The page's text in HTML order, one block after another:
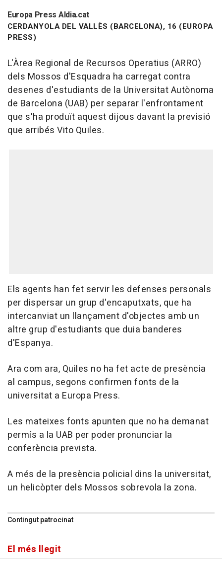
Europa Press Aldia.cat
CERDANYOLA DEL VALLÈS (BARCELONA), 16 (EUROPA
PRESS)
L'Àrea Regional de Recursos Operatius (ARRO)
dels Mossos d'Esquadra ha carregat contra
desenes d'estudiants de la Universitat Autònoma
de Barcelona (UAB) per separar l'enfrontament
que s'ha produït aquest dijous davant la previsió
que arribés Vito Quiles.
Els agents han fet servir les defenses personals
per dispersar un grup d'encaputxats, que ha
intercanviat un llançament d'objectes amb un
altre grup d'estudiants que duia banderes
d'Espanya.
Ara com ara, Quiles no ha fet acte de presència
al campus, segons confirmen fonts de la
universitat a Europa Press.
Les mateixes fonts apunten que no ha demanat
permís a la UAB per poder pronunciar la
conferència prevista.
A més de la presència policial dins la universitat,
un helicòpter dels Mossos sobrevola la zona.
Contingut patrocinat
El més llegit